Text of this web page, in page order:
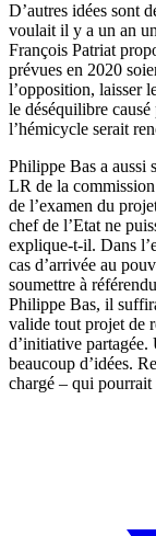
D’autres idées sont
voulait il y a un an
François Patriat
prévues en 2020
l’opposition, laisser
le déséquilibre
l’hémicycle serait
Philippe Bas a aussi
LR de la
de l’examen du
chef de l’Etat ne
explique-t-il. Dans
cas d’arrivée au
soumettre à
Philippe Bas, il
valide tout projet de
d’initiative
beaucoup d’idées.
chargé – qui pourrait